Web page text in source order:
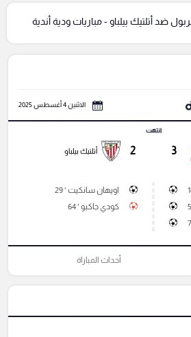
ضد أتلتيك بيلباو - مباريات ودية أندية
الاثنين 4 أغسطس 2025
3
انتهت
2 أتلتيك بيلباو
اويهان سانكيت ' 29
كودي جاكبو ' 64
أحداث المباراة